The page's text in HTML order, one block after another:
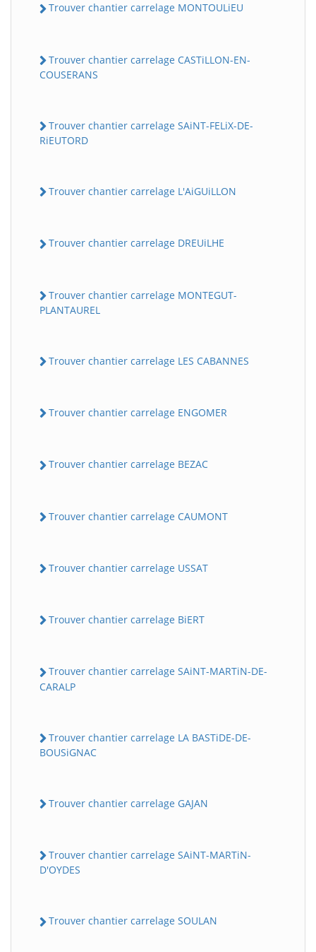
Trouver chantier carrelage MONTOULiEU
Trouver chantier carrelage CASTiLLON-EN-
COUSERANS
Trouver chantier carrelage SAiNT-FELiX-DE-
RiEUTORD
Trouver chantier carrelage L'AiGUiLLON
Trouver chantier carrelage DREUiLHE
Trouver chantier carrelage MONTEGUT-
PLANTAUREL
Trouver chantier carrelage LES CABANNES
Trouver chantier carrelage ENGOMER
Trouver chantier carrelage BEZAC
Trouver chantier carrelage CAUMONT
Trouver chantier carrelage USSAT
Trouver chantier carrelage BiERT
Trouver chantier carrelage SAiNT-MARTiN-DE-
CARALP
Trouver chantier carrelage LA BASTiDE-DE-
BOUSiGNAC
Trouver chantier carrelage GAJAN
Trouver chantier carrelage SAiNT-MARTiN-
D'OYDES
Trouver chantier carrelage SOULAN
B BatiWebPro